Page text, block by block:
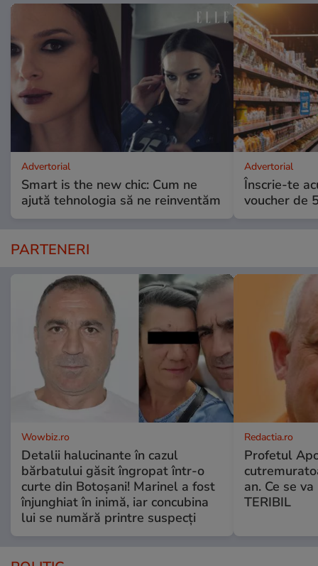
Advertorial
Smart is the new chic: Cum ne
ajută tehnologia să ne reinventăm
Advertorial
Înscrie-te
voucher de
PARTENERI
Wowbiz.ro
Detalii halucinante în cazul
bărbatului găsit îngropat într-o
curte din Botoșani! Marinel a fost
înjunghiat în inimă, iar concubina
lui se numără printre suspecți
Redactia.ro
Profetul
an. Ce se
TERIBIL